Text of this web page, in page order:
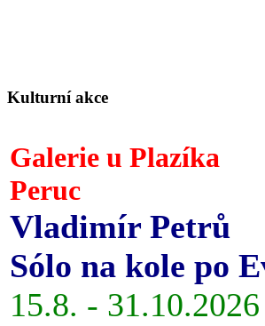
Kulturní akce
Galerie u Plazíka
Peruc
Vladimír Petrů
Sólo na kole po
15.8. - 31.10.2026